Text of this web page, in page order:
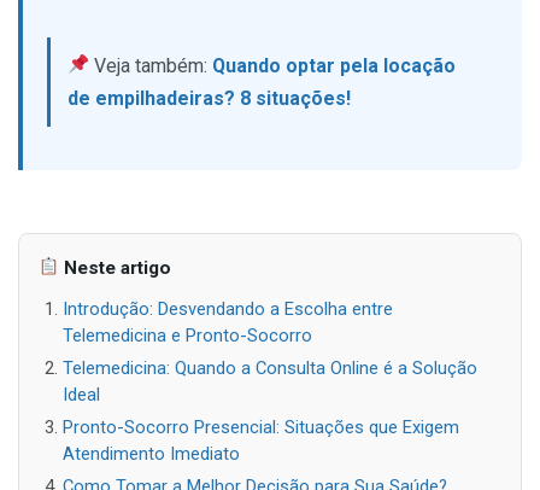
Veja também: Quando optar pela locação
de empilhadeiras? 8 situações!
Neste artigo
Introdução: Desvendando a Escolha entre
Telemedicina e Pronto-Socorro
Telemedicina: Quando a Consulta Online é a Solução
Ideal
Pronto-Socorro Presencial: Situações que Exigem
Atendimento Imediato